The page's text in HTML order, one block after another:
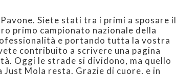
Siete stati tra i primi a sposare il
primo campionato nazionale della
e portando tutta la vostra
contribuito a scrivere una pagina
Oggi le strade si dividono, ma quello
Mola resta. Grazie di cuore, e in